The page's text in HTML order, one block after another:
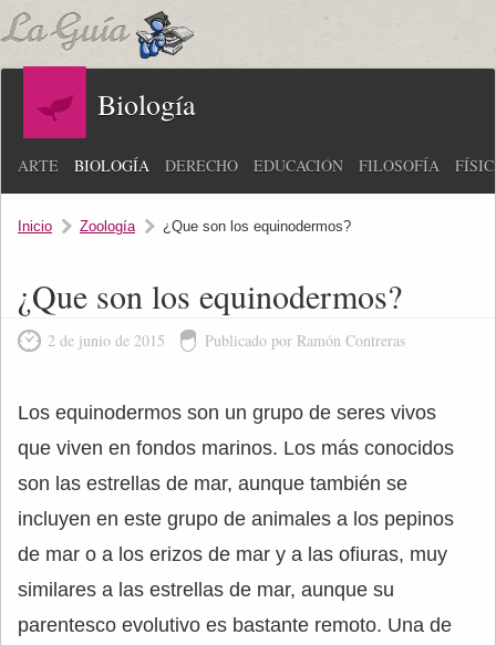
Biología
ARTE BIOLOGÍA DERECHO EDUCACIÓN FILOSOFÍA
Inicio Zoología ¿Que son los equinodermos?
¿Que son los equinodermos?
2 de junio de 2015 Publicado por Ramón Contreras
Los equinodermos son un grupo de seres vivos
que viven en fondos marinos. Los más conocidos
son las estrellas de mar, aunque también se
incluyen en este grupo de animales a los pepinos
de mar o a los erizos de mar y a las ofiuras, muy
similares a las estrellas de mar, aunque su
parentesco evolutivo es bastante remoto. Una de